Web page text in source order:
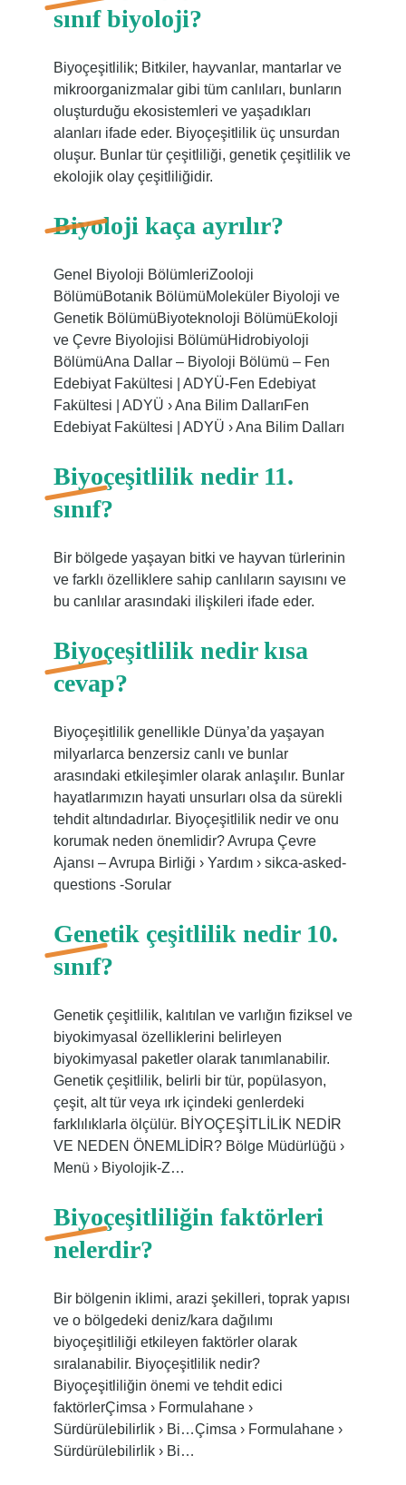
sınıf biyoloji?
Biyoçeşitlilik; Bitkiler, hayvanlar, mantarlar ve
mikroorganizmalar gibi tüm canlıları, bunların
oluşturduğu ekosistemleri ve yaşadıkları
alanları ifade eder. Biyoçeşitlilik üç unsurdan
oluşur. Bunlar tür çeşitliliği, genetik çeşitlilik ve
ekolojik olay çeşitliliğidir.
Biyoloji kaça ayrılır?
Genel Biyoloji BölümleriZooloji
BölümüBotanik BölümüMoleküler Biyoloji ve
Genetik BölümüBiyoteknoloji BölümüEkoloji
ve Çevre Biyolojisi BölümüHidrobiyoloji
BölümüAna Dallar – Biyoloji Bölümü – Fen
Edebiyat Fakültesi | ADYÜ-Fen Edebiyat
Fakültesi | ADYÜ › Ana Bilim DallarıFen
Edebiyat Fakültesi | ADYÜ › Ana Bilim Dalları
Biyoçeşitlilik nedir 11.
sınıf?
Bir bölgede yaşayan bitki ve hayvan türlerinin
ve farklı özelliklere sahip canlıların sayısını ve
bu canlılar arasındaki ilişkileri ifade eder.
Biyoçeşitlilik nedir kısa
cevap?
Biyoçeşitlilik genellikle Dünya’da yaşayan
milyarlarca benzersiz canlı ve bunlar
arasındaki etkileşimler olarak anlaşılır. Bunlar
hayatlarımızın hayati unsurları olsa da sürekli
tehdit altındadırlar. Biyoçeşitlilik nedir ve onu
korumak neden önemlidir? Avrupa Çevre
Ajansı – Avrupa Birliği › Yardım › sikca-asked-
questions -Sorular
Genetik çeşitlilik nedir 10.
sınıf?
Genetik çeşitlilik, kalıtılan ve varlığın fiziksel ve
biyokimyasal özelliklerini belirleyen
biyokimyasal paketler olarak tanımlanabilir.
Genetik çeşitlilik, belirli bir tür, popülasyon,
çeşit, alt tür veya ırk içindeki genlerdeki
farklılıklarla ölçülür. BİYOÇEŞİTLİLİK NEDİR
VE NEDEN ÖNEMLİDİR? Bölge Müdürlüğü ›
Menü › Biyolojik-Z…
Biyoçeşitliliğin faktörleri
nelerdir?
Bir bölgenin iklimi, arazi şekilleri, toprak yapısı
ve o bölgedeki deniz/kara dağılımı
biyoçeşitliliği etkileyen faktörler olarak
sıralanabilir. Biyoçeşitlilik nedir?
Biyoçeşitliliğin önemi ve tehdit edici
faktörlerÇimsa › Formulahane ›
Sürdürülebilirlik › Bi…Çimsa › Formulahane ›
Sürdürülebilirlik › Bi…